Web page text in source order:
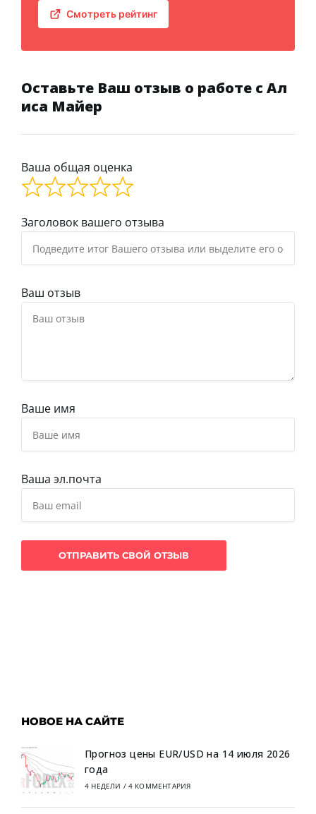
Смотреть рейтинг
Оставьте Ваш отзыв о работе с Ал
иса Майер
Ваша общая оценка
Заголовок вашего отзыва
Ваш отзыв
Ваше имя
Ваша эл.почта
НОВОЕ НА САЙТЕ
Прогноз цены EUR/USD на 14 июля 2026
года
4 НЕДЕЛИ / 4 КОММЕНТАРИЯ